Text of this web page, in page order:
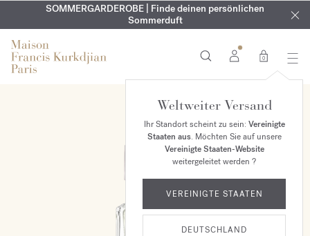
EXKLUSIV | Erhalten Sie OUD velvet moodin Ihrer Bestellung*
KOSTENLOSE GRAVUR | Auf alle Düfte und Körperöle bis zum
9. August
SOMMERGARDEROBE | Finde deinen persönlichen
Sommerduft
0
Weltweiter Versand
Ihr Standort scheint zu sein: Vereinigte
Staaten aus. Möchten Sie auf unsere
Vereinigte Staaten-Website
weitergeleitet werden ?
VEREINIGTE STAATEN
DEUTSCHLAND